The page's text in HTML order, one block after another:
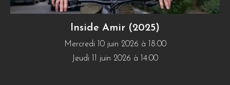
Inside Amir (2025)
Mercredi 10 juin 2026 à 18:00
Jeudi 11 juin 2026 à 14:00